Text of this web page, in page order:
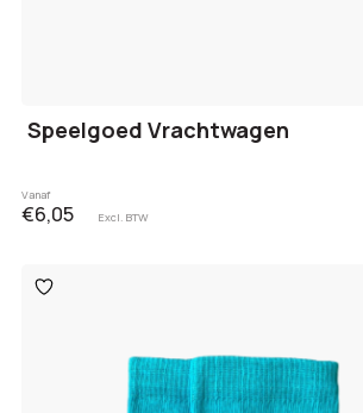
Speelgoed Vrachtwagen
Vanaf
€6,05 Excl. BTW
Toevoegen
aan